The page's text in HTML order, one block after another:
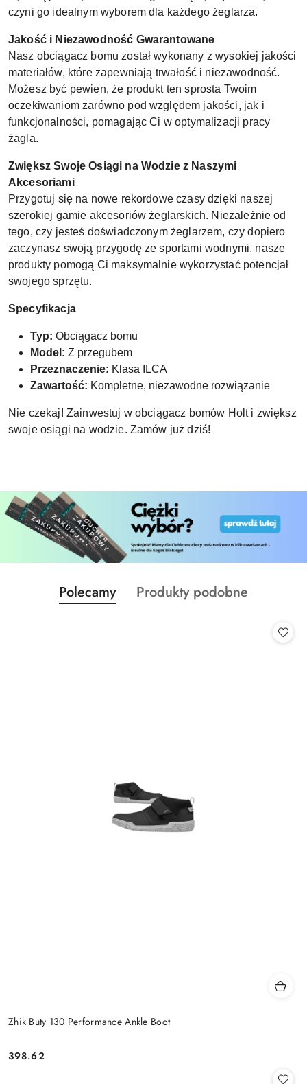
czyni go idealnym wyborem dla każdego żeglarza.
Jakość i Niezawodność Gwarantowane
Nasz obciągacz bomu został wykonany z wysokiej jakości
materiałów, które zapewniają trwałość i niezawodność.
Możesz być pewien, że produkt ten sprosta Twoim
oczekiwaniom zarówno pod względem jakości, jak i
funkcjonalności, pomagając Ci w optymalizacji pracy
żagla.
Zwiększ Swoje Osiągi na Wodzie z Naszymi
Akcesoriami
Przygotuj się na nowe rekordowe czasy dzięki naszej
szerokiej gamie akcesoriów żeglarskich. Niezależnie od
tego, czy jesteś doświadczonym żeglarzem, czy dopiero
zaczynasz swoją przygodę ze sportami wodnymi, nasze
produkty pomogą Ci maksymalnie wykorzystać potencjał
swojego sprzętu.
Specyfikacja
Typ: Obciągacz bomu
Model: Z przegubem
Przeznaczenie: Klasa ILCA
Zawartość: Kompletne, niezawodne rozwiązanie
Nie czekaj! Zainwestuj w obciągacz bomów Holt i zwiększ
swoje osiągi na wodzie. Zamów już dziś!
Pomiń karuzelę produktów
Produkty
o
Polecamy
Produkty
Produkty podobne
Zhik Buty 130 Performance Ankle Boot
Cena:
398.62